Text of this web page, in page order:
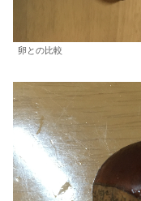
卵との比較